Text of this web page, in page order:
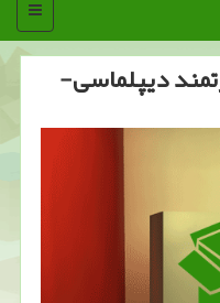
منو
دیپلماسی-